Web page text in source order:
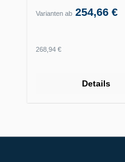
Varianten ab 254,66 €
Regulärer Preis:
268,94 €
Details